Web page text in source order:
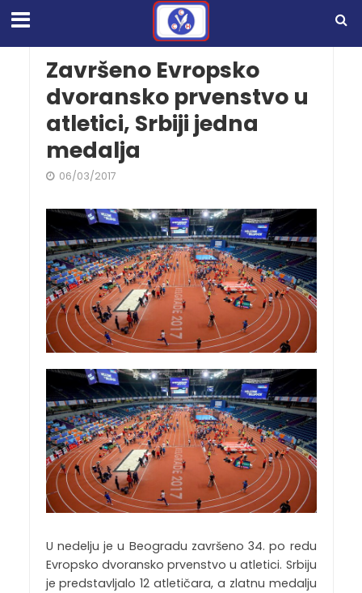
Završeno Evropsko
dvoransko prvenstvo u
atletici, Srbiji jedna
medalja
06/03/2017
U nedelju je u Beogradu završeno 34. po redu
Evropsko dvoransko prvenstvo u atletici. Srbiju
je predstavljalo 12 atletičara, a zlatnu medalju